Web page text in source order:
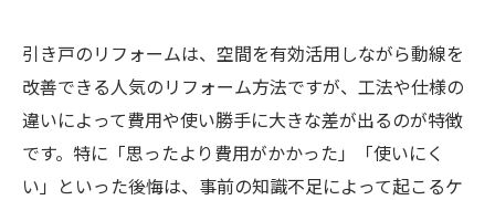
引き戸のリフォームは、空間を有効活用しながら動線を
改善できる人気のリフォーム方法ですが、工法や仕様の
違いによって費用や使い勝手に大きな差が出るのが特徴
です。特に「思ったより費用がかかった」「使いにく
い」といった後悔は、事前の知識不足によって起こるケ